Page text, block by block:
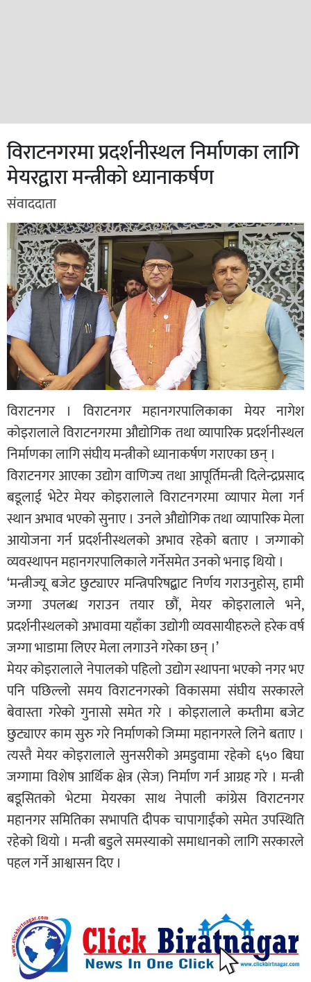
विराटनगरमा प्रदर्शनीस्थल निर्माणका लागि
मेयरद्वारा मन्त्रीको ध्यानाकर्षण
संवाददाता
विराटनगर । विराटनगर महानगरपालिकाका मेयर नागेश
कोइरालाले विराटनगरमा औद्योगिक तथा व्यापारिक प्रदर्शनीस्थल
निर्माणका लागि संघीय मन्त्रीको ध्यानाकर्षण गराएका छन् ।
विराटनगर आएका उद्योग वाणिज्य तथा आपूर्तिमन्त्री दिलेन्द्रप्रसाद
बडूलाई भेटेर मेयर कोइरालाले विराटनगरमा व्यापार मेला गर्न
स्थान अभाव भएको सुनाए । उनले औद्योगिक तथा व्यापारिक मेला
आयोजना गर्न प्रदर्शनीस्थलको अभाव रहेको बताए । जग्गाको
व्यवस्थापन महानगरपालिकाले गर्नेसमेत उनको भनाइ थियो ।
‘मन्त्रीज्यू बजेट छुट्याएर मन्त्रिपरिषद्बाट निर्णय गराउनुहोस्, हामी
जग्गा उपलब्ध गराउन तयार छौं, मेयर कोइरालाले भने,
प्रदर्शनीस्थलको अभावमा यहाँका उद्योगी व्यवसायीहरुले हरेक वर्ष
जग्गा भाडामा लिएर मेला लगाउने गरेका छन् ।’
मेयर कोइरालाले नेपालको पहिलो उद्योग स्थापना भएको नगर भए
पनि पछिल्लो समय विराटनगरको विकासमा संघीय सरकारले
बेवास्ता गरेको गुनासो समेत गरे । कोइरालाले कम्तीमा बजेट
छुट्याएर काम सुरु गरे निर्माणको जिम्मा महानगरले लिने बताए ।
त्यस्तै मेयर कोइरालाले सुनसरीको अमडुवामा रहेको ६५० बिघा
जग्गामा विशेष आर्थिक क्षेत्र (सेज) निर्माण गर्न आग्रह गरे । मन्त्री
बडूसितको भेटमा मेयरका साथ नेपाली कांग्रेस विराटनगर
महानगर समितिका सभापति दीपक चापागाईंको समेत उपस्थिति
रहेको थियो । मन्त्री बडुले समस्याको समाधानको लागि सरकारले
पहल गर्ने आश्वासन दिए ।